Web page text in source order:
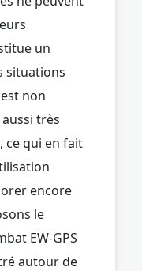
un
situations
non
très
ce qui en fait
encore
le
EW-GPS
autour de